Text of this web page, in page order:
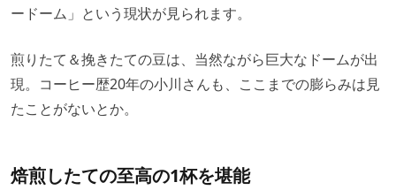
ードーム」という現状が見られます。
煎りたて＆挽きたての豆は、当然ながら巨大なドームが出
現。コーヒー歴20年の小川さんも、ここまでの膨らみは見
たことがないとか。
焙煎したての至高の1杯を堪能